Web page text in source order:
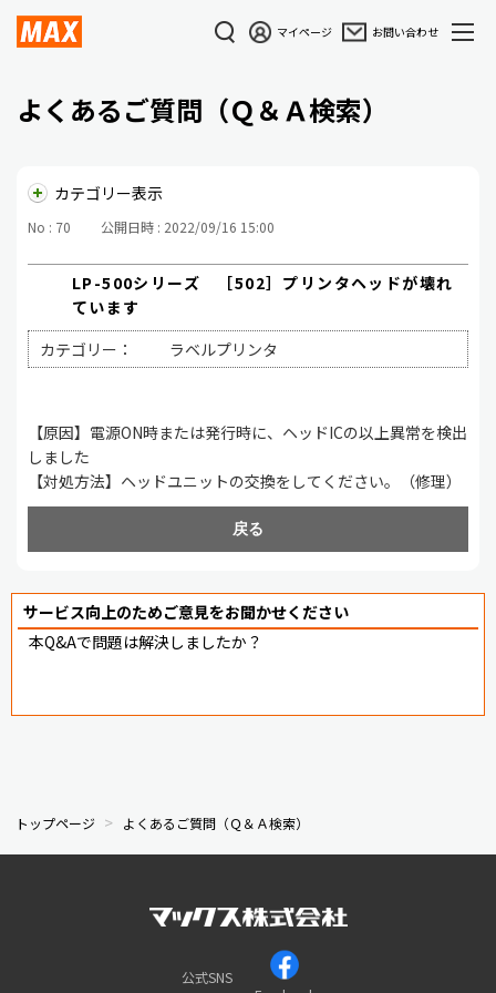
マイページ お問い合わせ
よくあるご質問（Ｑ＆Ａ検索）
カテゴリー表示
No : 70 公開日時 : 2022/09/16 15:00
LP-500シリーズ ［502］プリンタヘッドが壊れ
ています
カテゴリー：
ラベルプリンタ
【原因】電源ON時または発行時に、ヘッドICの以上異常を検出
しました
【対処方法】ヘッドユニットの交換をしてください。（修理）
戻る
サービス向上のためご意見をお聞かせください
本Q&Aで問題は解決しましたか？
トップページ よくあるご質問（Ｑ＆Ａ検索）
公式SNS